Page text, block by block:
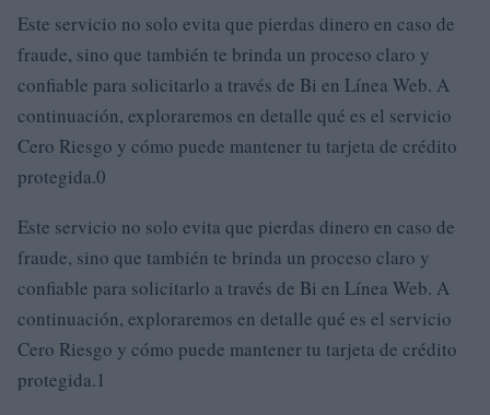
Este servicio no solo evita que pierdas dinero en caso de
fraude, sino que también te brinda un proceso claro y
confiable para solicitarlo a través de Bi en Línea Web. A
continuación, exploraremos en detalle qué es el servicio
Cero Riesgo y cómo puede mantener tu tarjeta de crédito
protegida.0
Este servicio no solo evita que pierdas dinero en caso de
fraude, sino que también te brinda un proceso claro y
confiable para solicitarlo a través de Bi en Línea Web. A
continuación, exploraremos en detalle qué es el servicio
Cero Riesgo y cómo puede mantener tu tarjeta de crédito
protegida.1